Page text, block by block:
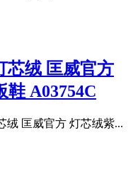
芯绒 匡威官方
A03754C
绒 匡威官方 灯芯绒紫...